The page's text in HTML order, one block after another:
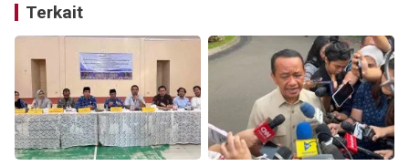
Terkait